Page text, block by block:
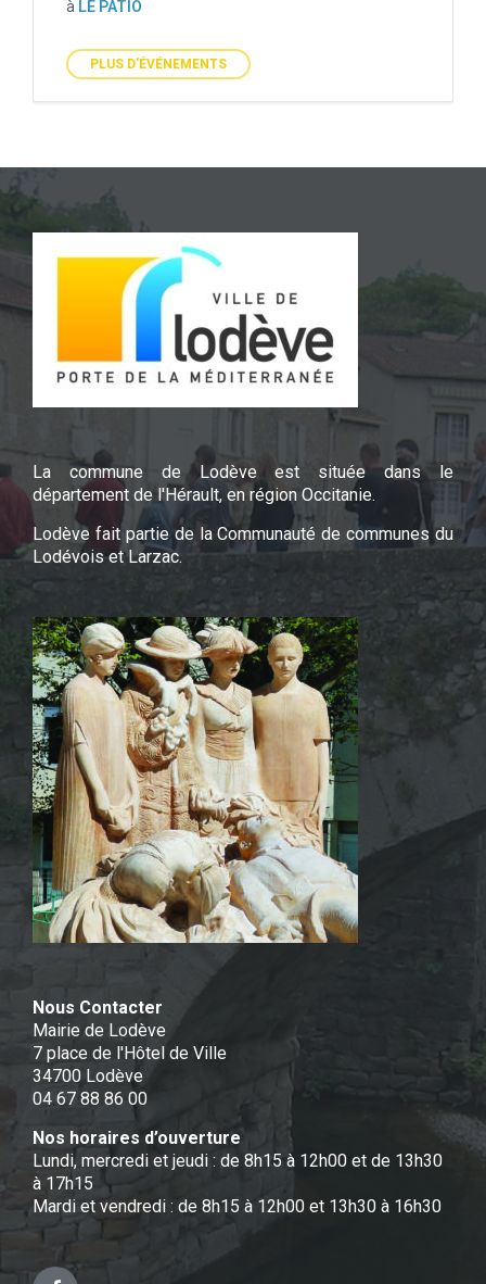
à LE PATIO
PLUS D'ÉVÉNEMENTS
La commune de Lodève est située dans le
département de l'Hérault, en région Occitanie.
Lodève fait partie de la Communauté de communes du
Lodévois et Larzac.
Nous Contacter
Mairie de Lodève
7 place de l'Hôtel de Ville
34700 Lodève
04 67 88 86 00
Nos horaires d’ouverture
Lundi, mercredi et jeudi : de 8h15 à 12h00 et de 13h30
à 17h15
Mardi et vendredi : de 8h15 à 12h00 et 13h30 à 16h30